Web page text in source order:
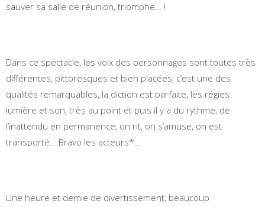
sauver sa salle de réunion, triomphe… !
Dans ce spectacle, les voix des personnages sont toutes très
différentes, pittoresques et bien placées, c’est une des
qualités remarquables, la diction est parfaite, les régies
lumière et son, très au point et puis il y a du rythme, de
l’inattendu en permanence, on rit, on s’amuse, on est
transporté… Bravo les acteurs*…
Une heure et demie de divertissement, beaucoup